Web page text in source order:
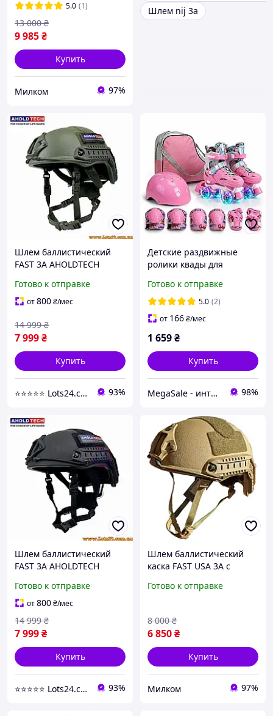
5.0 (1)
9 985₴
13 000 ₴
Купить
Милком 97%
Шлем nij 3a
Шлем баллистический
FAST 3A AHOLDTECH
шлем FAST NIJ IIIA каска
шлем фаст
Готово к отправке
от800₴/мес
7 999₴
14 999 ₴
Купить
⭐️⭐️⭐️⭐️⭐️ Lots24.com.ua 93%
Детские раздвижные
ролики квады для
шлемом и защитой SP-
Sport 1495 размер 34-37
Pink
Готово к отправке
5.0 (2)
от 166₴/мес
1 659₴
Купить
MegaSale - интернет-супермаркет 98%
Шлем баллистический
FAST 3A AHOLDTECH
шлем FAST NIJ IIIA каска
шлем фаст
Готово к отправке
от800₴/мес
7 999₴
14 999 ₴
Купить
⭐️⭐️⭐️⭐️⭐️ Lots24.com.ua 93%
Шлем баллистический
каска FAST USA 3A с
олива
Готово к отправке
6 850₴
8 000 ₴
Купить
Милком 97%